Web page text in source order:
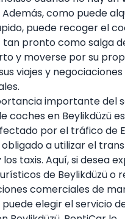
como puede
puede recoger el
tan pronto como salga
y moverse por su
viajes y negociaciones
importante del
coches en Beylikdüzü
por el tráfico de
obligado a utilizar el
taxis. Aquí, si desea
de Beylikdüzü o
comerciales de
elegir el servicio